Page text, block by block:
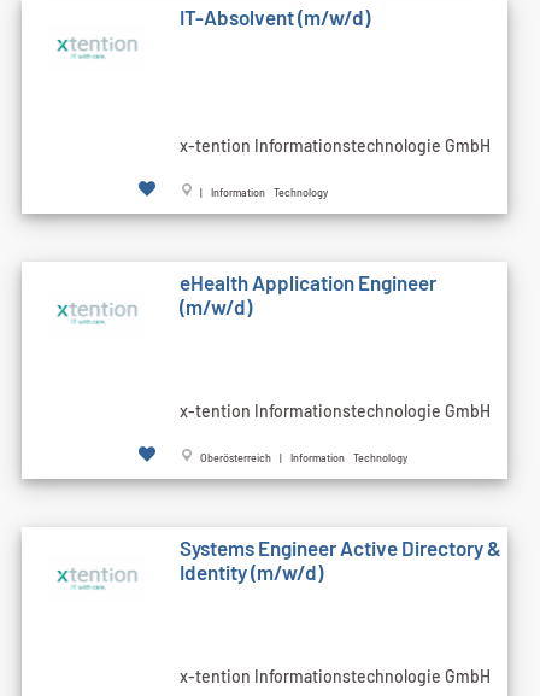
IT-Absolvent (m/w/d)
x-tention Informationstechnologie GmbH
| Information Technology
eHealth Application Engineer
(m/w/d)
x-tention Informationstechnologie GmbH
Oberösterreich | Information Technology
Systems Engineer Active Directory &
Identity (m/w/d)
x-tention Informationstechnologie GmbH